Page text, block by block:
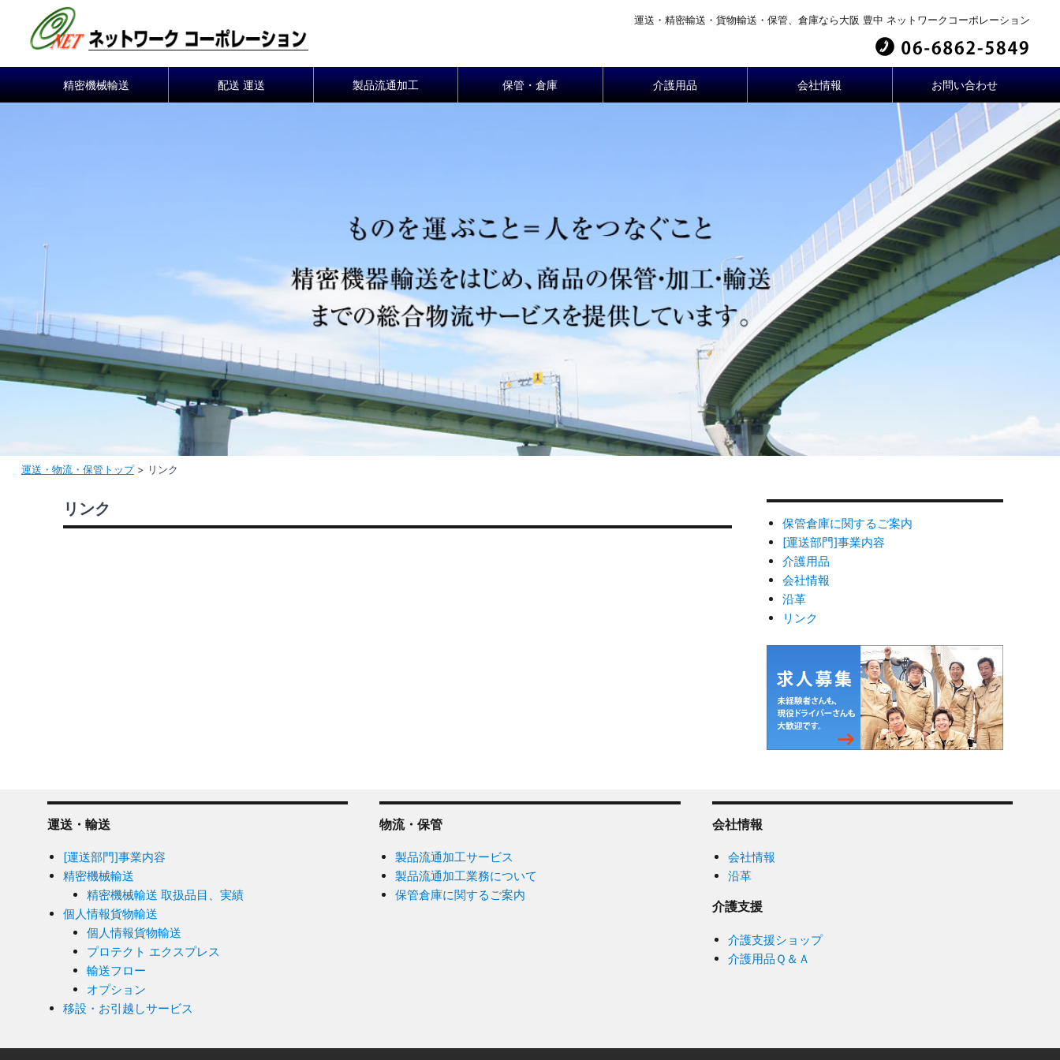
ン
ツ
運送・精密輸送・貨物輸送・保管、倉庫なら大阪 豊中 ネットワークコーポレーション
精密機械輸送 配送 運送 製品流通加工 保管・倉庫 介護用品 会社情報 お問い合わせ
運送・物流・保管トップ> リンク
リンク
保管倉庫に関するご案内
[運送部門]事業内容
介護用品
会社情報
沿革
リンク
運送・輸送
[運送部門]事業内容
精密機械輸送
精密機械輸送 取扱品目、実績
個人情報貨物輸送
個人情報貨物輸送
プロテクト エクスプレス
輸送フロー
オプション
移設・お引越しサービス
物流・保管
製品流通加工サービス
製品流通加工業務について
保管倉庫に関するご案内
会社情報
会社情報
沿革
介護支援
介護支援ショップ
介護用品Ｑ＆Ａ